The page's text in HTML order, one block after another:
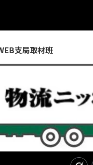
支局取材班